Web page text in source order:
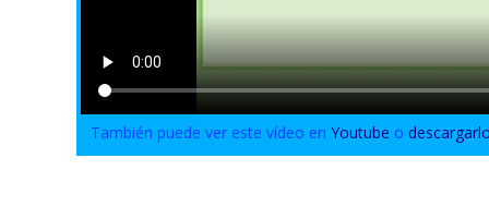
También puede ver este vídeo enYoutube o